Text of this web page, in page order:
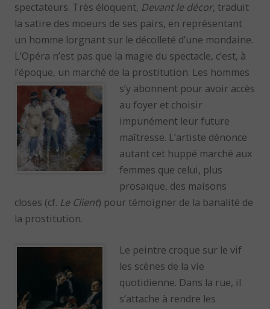
spectateurs. Très éloquent, Devant le décor, traduit
la satire des moeurs de ses pairs, en représentant
un homme lorgnant sur le décolleté d’une mondaine.
L’Opéra n’est pas que la magie du spectacle, c’est, à
l’époque, un marché de la prostitution. Les hommes
s’y abonnent pour avoir accès
au foyer et choisir
impunément leur future
maîtresse. L’artiste dénonce
autant cet huppé marché aux
femmes que celui, plus
prosaïque, des maisons
closes (cf. Le Client) pour témoigner de la banalité de
la prostitution.
Le peintre croque sur le vif
les scènes de la vie
quotidienne. Dans la rue, il
s’attache à rendre les